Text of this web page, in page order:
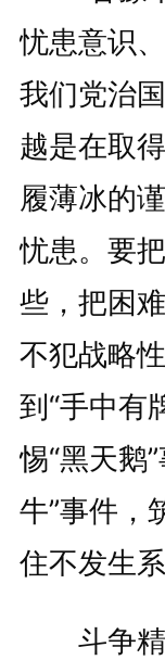
忧患意识
我们党治
越是在取
履薄冰的
忧患。要
些，把困
不犯战略
到“手中有
惕“黑天鹅
牛”事件，
住不发生
斗争精